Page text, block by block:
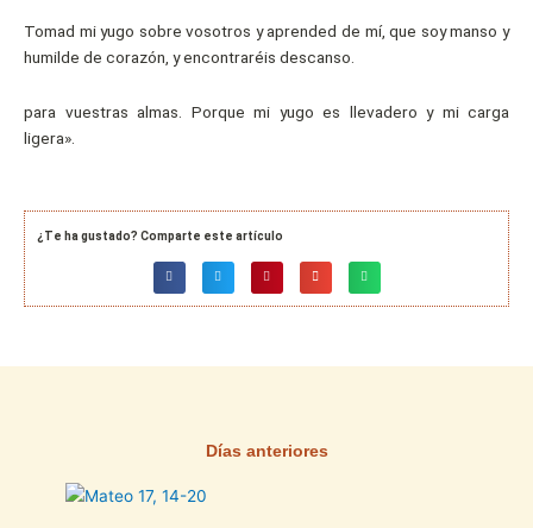
Tomad mi yugo sobre vosotros y aprended de mí, que soy manso y
humilde de corazón, y encontraréis descanso.
para vuestras almas. Porque mi yugo es llevadero y mi carga
ligera».
¿Te ha gustado? Comparte este artículo
Días anteriores